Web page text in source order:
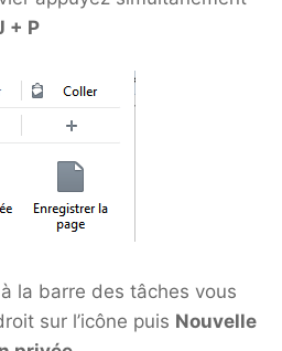
+ P
la barre des tâches vous
sur l’icône puis Nouvelle